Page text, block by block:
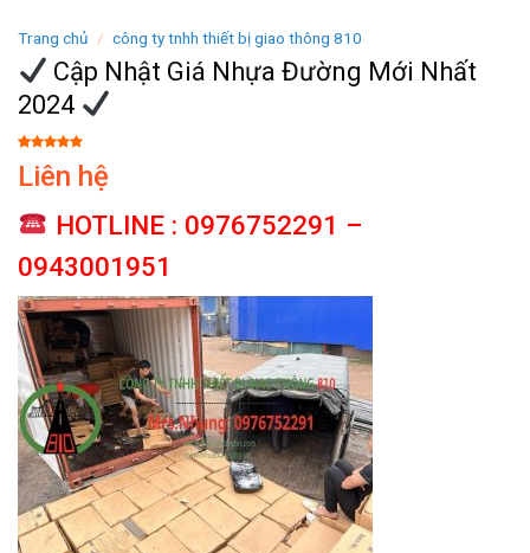
Trang chủ / công ty tnhh thiết bị giao thông 810
Cập Nhật Giá Nhựa Đường Mới Nhất
2024
5 dựa trên
đánh giá
Liên hệ
HOTLINE : 0976752291 –
0943001951